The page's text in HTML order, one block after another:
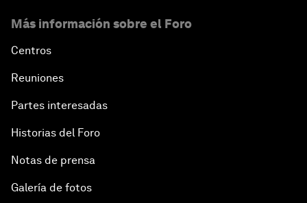
Más información sobre el Foro
Centros
Reuniones
Partes interesadas
Historias del Foro
Notas de prensa
Galería de fotos